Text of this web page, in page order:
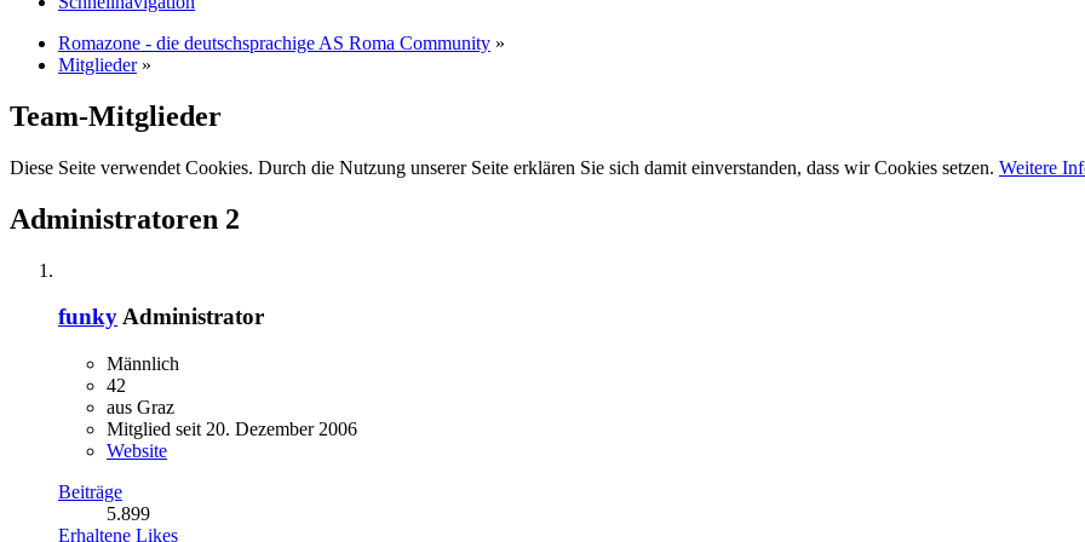
Romazone - die deutschsprachige AS Roma Community »
Mitglieder »
Team-Mitglieder
Diese Seite verwendet Cookies. Durch die Nutzung unserer Seite erklären Sie sich damit einverstanden, dass wir Cookies setzen. Weitere
Administratoren 2
funkyAdministrator
Männlich
42
aus Graz
Mitglied seit 20. Dezember 2006
Website
Beiträge
5.899
Erhaltene Likes